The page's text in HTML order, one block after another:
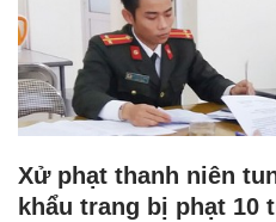
Xử phạt thanh niên
khẩu trang bị phạt 10